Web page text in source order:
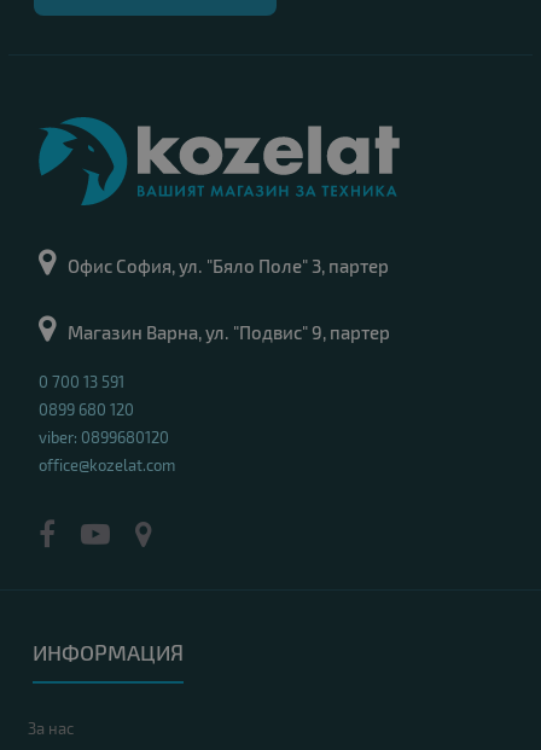
Офис София, ул. "Бяло Поле" 3, партер
Магазин Варна, ул. "Подвис" 9, партер
0 700 13 591
0899 680 120
viber: 0899680120
office@kozelat.com
ИНФОРМАЦИЯ
За нас